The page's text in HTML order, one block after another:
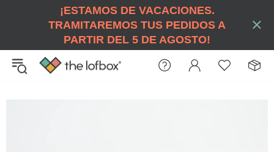
¡ESTAMOS DE VACACIONES.
TRAMITAREMOS TUS PEDIDOS A
PARTIR DEL 5 DE AGOSTO!